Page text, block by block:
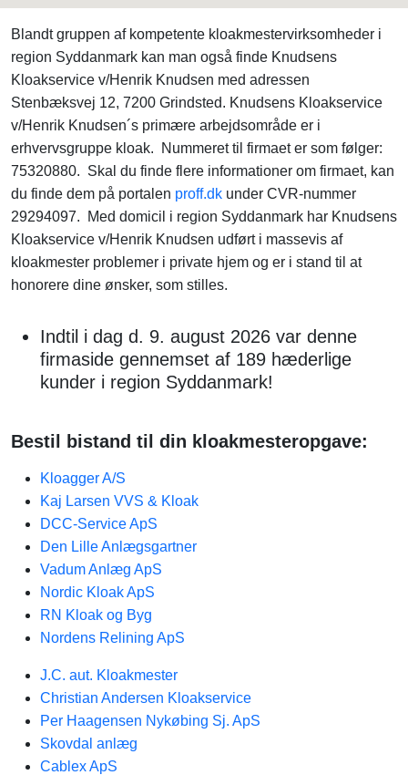
Blandt gruppen af kompetente kloakmestervirksomheder i
region Syddanmark kan man også finde Knudsens
Kloakservice v/Henrik Knudsen med adressen
Stenbæksvej 12, 7200 Grindsted. Knudsens Kloakservice
v/Henrik Knudsen´s primære arbejdsområde er i
erhvervsgruppe kloak. Nummeret til firmaet er som følger:
75320880. Skal du finde flere informationer om firmaet, kan
du finde dem på portalen proff.dk under CVR-nummer
29294097. Med domicil i region Syddanmark har Knudsens
Kloakservice v/Henrik Knudsen udført i massevis af
kloakmester problemer i private hjem og er i stand til at
honorere dine ønsker, som stilles.
Indtil i dag d. 9. august 2026 var denne
firmaside gennemset af 189 hæderlige
kunder i region Syddanmark!
Bestil bistand til din kloakmesteropgave:
Kloagger A/S
Kaj Larsen VVS & Kloak
DCC-Service ApS
Den Lille Anlægsgartner
Vadum Anlæg ApS
Nordic Kloak ApS
RN Kloak og Byg
Nordens Relining ApS
J.C. aut. Kloakmester
Christian Andersen Kloakservice
Per Haagensen Nykøbing Sj. ApS
Skovdal anlæg
Cablex ApS